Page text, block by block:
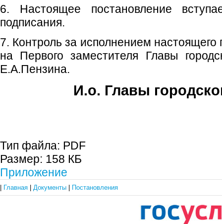
6. Настоящее постановление
подписания.
7. Контроль за исполнением настоящего
на Первого заместителя Главы
Е.А.Пензина.
И.о. Главы
Тип файла: PDF
Размер: 158 КБ
Приложение
Главная Документы Постановления